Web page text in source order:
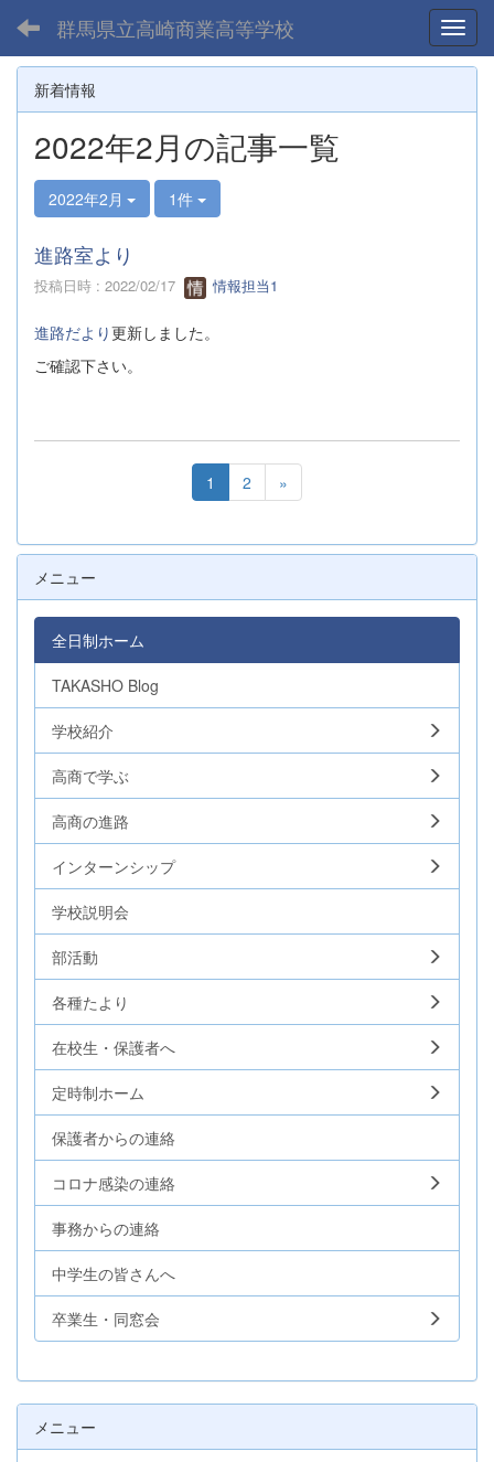
群馬県立高崎商業高等学校
新着情報
2022年2月の記事一覧
2022年2月 1件
進路室より
投稿日時 : 2022/02/17 情報担当1
進路だより更新しました。
ご確認下さい。
1 2 »
メニュー
全日制ホーム
TAKASHO Blog
学校紹介
高商で学ぶ
高商の進路
インターンシップ
学校説明会
部活動
各種たより
在校生・保護者へ
定時制ホーム
保護者からの連絡
コロナ感染の連絡
事務からの連絡
中学生の皆さんへ
卒業生・同窓会
メニュー